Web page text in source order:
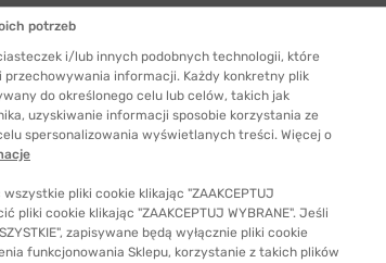
potrzeb
i/lub innych podobnych technologii, które
przechowywania informacji. Każdy konkretny plik
do określonego celu lub celów, takich jak
uzyskiwanie informacji sposobie korzystania ze
spersonalizowania wyświetlanych treści. Więcej o
pliki cookie klikając "ZAAKCEPTUJ
pliki cookie klikając "ZAAKCEPTUJ WYBRANE". Jeśli
zapisywane będą wyłącznie pliki cookie
funkcjonowania Sklepu, korzystanie z takich plików